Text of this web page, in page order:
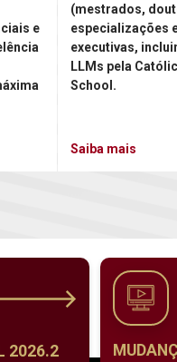
e
(mestrados,
especializações
executivas,
LLMs pela
School.
Saiba mais
2026.2